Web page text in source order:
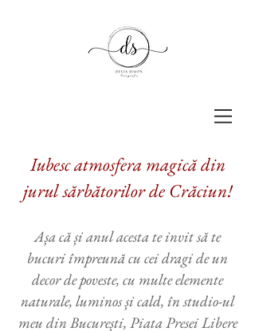
Iubesc atmosfera magică din
jurul sărbătorilor de Crăciun!
Așa că și anul acesta te invit să te
bucuri împreună cu cei dragi de un
decor de poveste, cu multe elemente
naturale, luminos și cald, în studio-ul
meu din București, Piata Presei Libere